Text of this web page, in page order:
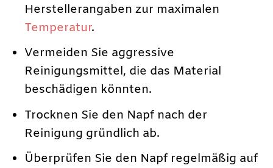
Herstellerangaben zur maximalen
Temperatur.
Vermeiden Sie aggressive
Reinigungsmittel, die das Material
beschädigen könnten.
Trocknen Sie den Napf nach der
Reinigung gründlich ab.
Überprüfen Sie den Napf regelmäßig auf